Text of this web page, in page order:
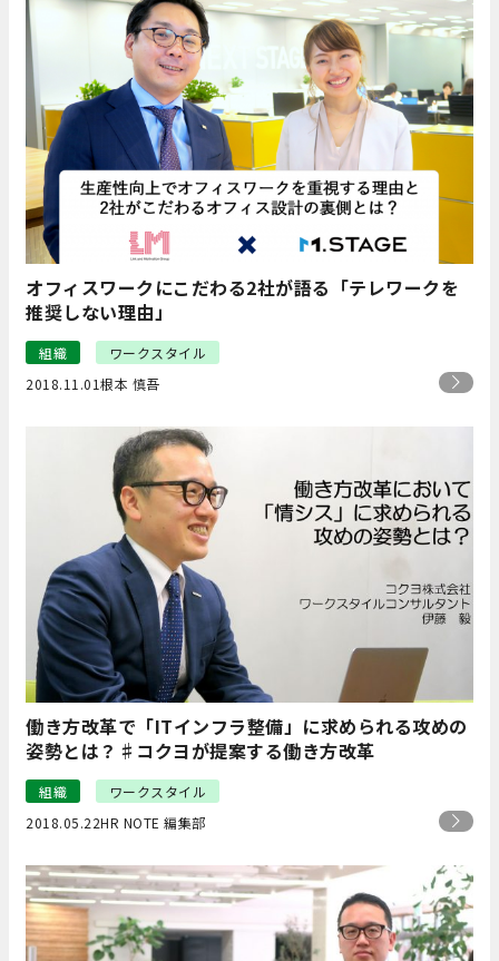
オフィスワークにこだわる2社が語る「テレワークを
推奨しない理由」
組織
ワークスタイル
2018.11.01根本 慎吾
働き方改革で「ITインフラ整備」に求められる攻めの
姿勢とは？♯コクヨが提案する働き方改革
組織
ワークスタイル
2018.05.22HR NOTE 編集部